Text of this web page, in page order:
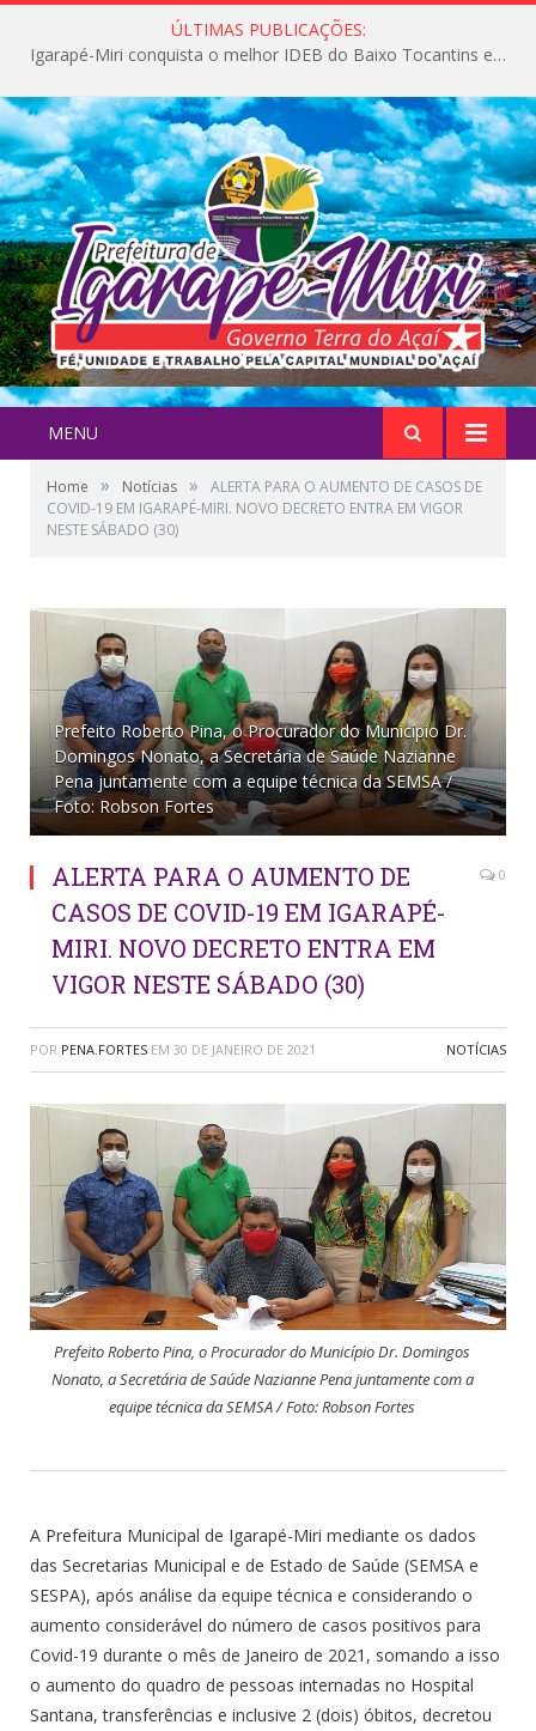
ÚLTIMAS PUBLICAÇÕES:
Igarapé-Miri conquista o melhor IDEB do Baixo Tocantins e avança na qualidade da educação pública
MENU
Home » Notícias »
ALERTA PARA O AUMENTO DE CASOS DE
COVID-19 EM IGARAPÉ-MIRI. NOVO DECRETO ENTRA EM VIGOR
NESTE SÁBADO (30)
Prefeito Roberto Pina, o Procurador do Município Dr.
Domingos Nonato, a Secretária de Saúde Nazianne
Pena juntamente com a equipe técnica da SEMSA /
Foto: Robson Fortes
ALERTA PARA O AUMENTO DE
CASOS DE COVID-19 EM IGARAPÉ-
MIRI. NOVO DECRETO ENTRA EM
VIGOR NESTE SÁBADO (30)
0
POR PENA.FORTES EM 30 DE JANEIRO DE 2021 NOTÍCIAS
Prefeito Roberto Pina, o Procurador do Município Dr. Domingos
Nonato, a Secretária de Saúde Nazianne Pena juntamente com a
equipe técnica da SEMSA / Foto: Robson Fortes
A Prefeitura Municipal de Igarapé-Miri mediante os dados
das Secretarias Municipal e de Estado de Saúde (SEMSA e
SESPA), após análise da equipe técnica e considerando o
aumento considerável do número de casos positivos para
Covid-19 durante o mês de Janeiro de 2021, somando a isso
o aumento do quadro de pessoas internadas no Hospital
Santana, transferências e inclusive 2 (dois) óbitos, decretou